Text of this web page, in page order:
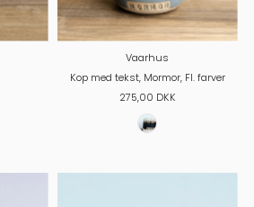
Vaarhus
Kop med tekst, Mormor, Fl. farver
275,00 DKK